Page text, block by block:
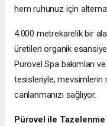
hem ruhunuz için
4.000 metrekarelik bir
üretilen organik
Pürovel Spa bakımları
tesisleriyle, mevsimlerin
canlanmanızı sağlıyor.
Pürovel ile Tazelenme